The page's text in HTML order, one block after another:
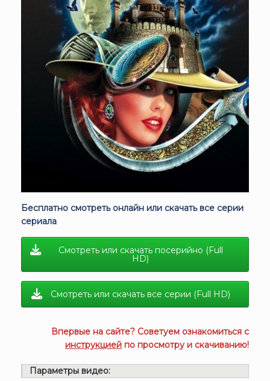
Бесплатно смотреть онлайн или скачать все серии
сериала
Смотреть или скачать посерийно (Full
HD)
Смотреть или скачать все серии (Full HD)
Впервые на сайте? Советуем ознакомиться с
инструкцией по просмотру и скачиванию!
Параметры видео: